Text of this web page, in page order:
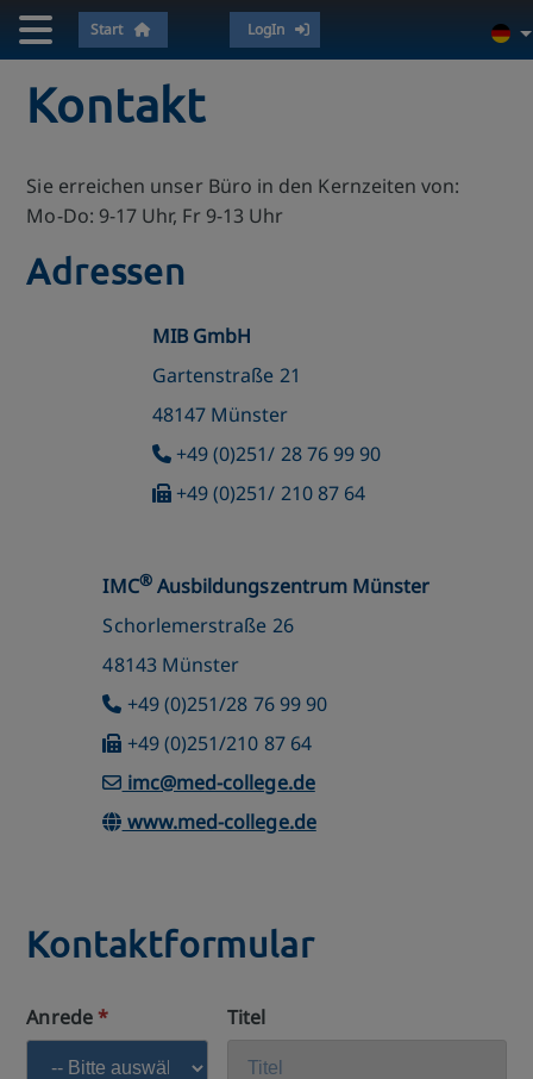
LogIn
Start
Kontakt
Sie erreichen unser Büro in den Kernzeiten von:
Mo-Do: 9-17 Uhr, Fr 9-13 Uhr
Adressen
MIB GmbH
Gartenstraße 21
48147 Münster
+49 (0)251/ 28 76 99 90
+49 (0)251/ 210 87 64
IMC®Ausbildungszentrum Münster
Schorlemerstraße 26
48143 Münster
+49 (0)251/28 76 99 90
+49 (0)251/210 87 64
imc@med-college.de
www.med-college.de
Kontaktformular
Anrede* Titel